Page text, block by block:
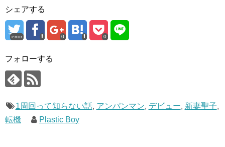
シェアする
error 0 0
フォローする
1周回って知らない話, アンパンマン, デビュー, 新妻聖子,
転機
Plastic Boy